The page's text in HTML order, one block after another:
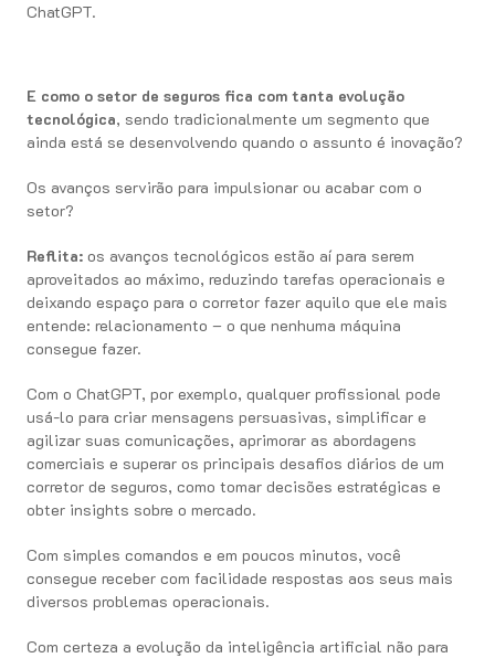
ChatGPT.
E como o setor de seguros fica com tanta evolução
tecnológica, sendo tradicionalmente um segmento que
ainda está se desenvolvendo quando o assunto é inovação?
Os avanços servirão para impulsionar ou acabar com o
setor?
Reflita: os avanços tecnológicos estão aí para serem
aproveitados ao máximo, reduzindo tarefas operacionais e
deixando espaço para o corretor fazer aquilo que ele mais
entende: relacionamento – o que nenhuma máquina
consegue fazer.
Com o ChatGPT, por exemplo, qualquer profissional pode
usá-lo para criar mensagens persuasivas, simplificar e
agilizar suas comunicações, aprimorar as abordagens
comerciais e superar os principais desafios diários de um
corretor de seguros, como tomar decisões estratégicas e
obter insights sobre o mercado.
Com simples comandos e em poucos minutos, você
consegue receber com facilidade respostas aos seus mais
diversos problemas operacionais.
Com certeza a evolução da inteligência artificial não para